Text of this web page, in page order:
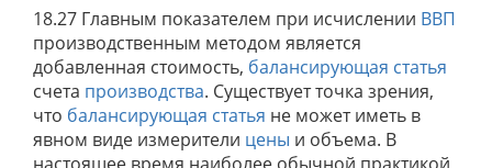
18.27 Главным показателем при исчислении ВВП
производственным методом является
добавленная стоимость, балансирующая статья
счета производства. Существует точка зрения,
что балансирующая статья не может иметь в
явном виде измерители цены и объема. В